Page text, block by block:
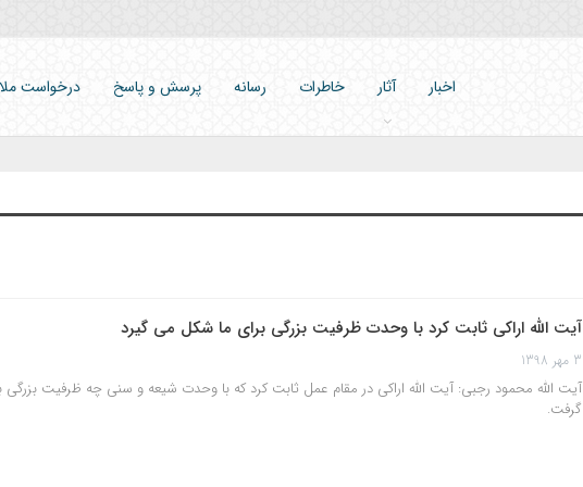
اخبار آثار خاطرات رسانه پرسش و پاسخ درخواست
آیت الله اراکی ثابت کرد با وحدت ظرفیت بزرگی برای ما شکل می گیرد
3 مهر 1398
آیت الله محمود رجبی: آیت الله اراکی در مقام عمل ثابت کرد که با وحدت شیعه و سنی چه ظرفیت
گرفت.